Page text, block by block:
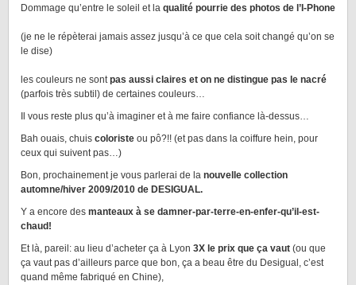
Dommage qu’entre le soleil et la qualité pourrie des photos de l’I-Phone
(je ne le répèterai jamais assez jusqu’à ce que cela soit changé qu’on se
le dise)
les couleurs ne sontpas aussi claires et on ne distingue pas le nacré
(parfois très subtil) de certaines couleurs…
Il vous reste plus qu’à imaginer et à me faire confiance là-dessus…
Bah ouais, chuis coloriste ou pô?!! (et pas dans la coiffure hein, pour
ceux qui suivent pas…)
Bon, prochainement je vous parlerai de la nouvelle collection
automne/hiver 2009/2010 de DESIGUAL.
Y a encore des manteaux à se damner-par-terre-en-enfer-qu’il-est-
chaud!
Et là, pareil: au lieu d’acheter ça à Lyon 3X le prix que ça vaut (ou que
ça vaut pas d’ailleurs parce que bon, ça a beau être du Desigual, c’est
quand même fabriqué en Chine),